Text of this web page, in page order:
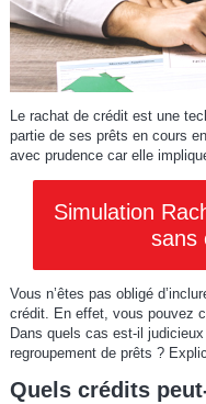
Le rachat de crédit est une
partie de ses prêts en cours
avec prudence car elle
Simulation
sans
Vous n’êtes pas obligé
crédit. En effet, vous pouvez
Dans quels cas est-il
regroupement de prêts ?
Quels crédits